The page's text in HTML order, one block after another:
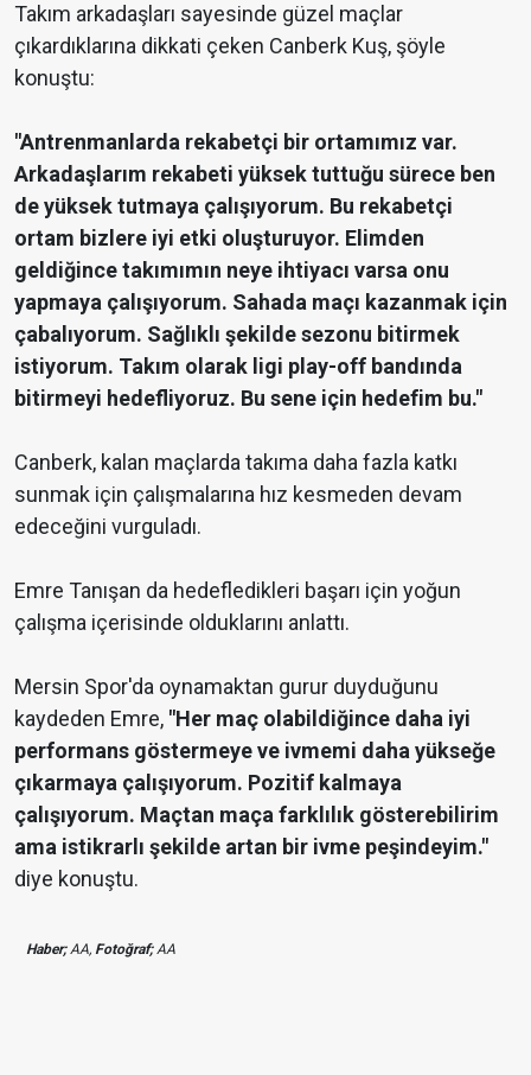
Takım arkadaşları sayesinde güzel maçlar
çıkardıklarına dikkati çeken Canberk Kuş, şöyle
konuştu:
"Antrenmanlarda rekabetçi bir ortamımız var.
Arkadaşlarım rekabeti yüksek tuttuğu sürece ben
de yüksek tutmaya çalışıyorum. Bu rekabetçi
ortam bizlere iyi etki oluşturuyor. Elimden
geldiğince takımımın neye ihtiyacı varsa onu
yapmaya çalışıyorum. Sahada maçı kazanmak için
çabalıyorum. Sağlıklı şekilde sezonu bitirmek
istiyorum. Takım olarak ligi play-off bandında
bitirmeyi hedefliyoruz. Bu sene için hedefim bu."
Canberk, kalan maçlarda takıma daha fazla katkı
sunmak için çalışmalarına hız kesmeden devam
edeceğini vurguladı.
Emre Tanışan da hedefledikleri başarı için yoğun
çalışma içerisinde olduklarını anlattı.
Mersin Spor'da oynamaktan gurur duyduğunu
kaydeden Emre, "Her maç olabildiğince daha iyi
performans göstermeye ve ivmemi daha yükseğe
çıkarmaya çalışıyorum. Pozitif kalmaya
çalışıyorum. Maçtan maça farklılık gösterebilirim
ama istikrarlı şekilde artan bir ivme peşindeyim."
diye konuştu.
Haber;AA, Fotoğraf;AA